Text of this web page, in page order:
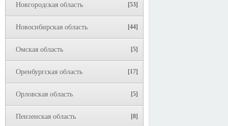
Новгородская область [53]
Новосибирская область [44]
Омская область [5]
Оренбургская область [17]
Орловская область [5]
Пензенская область [8]